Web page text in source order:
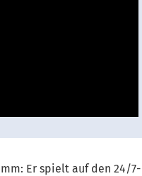
Er spielt auf den 24/7-